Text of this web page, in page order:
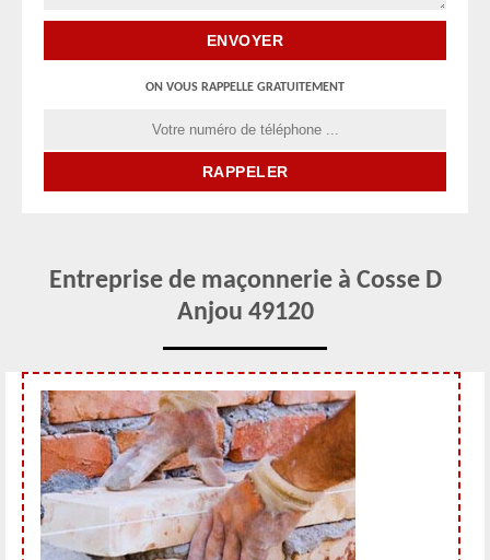
ON VOUS RAPPELLE GRATUITEMENT
Entreprise de maçonnerie à Cosse D
Anjou 49120